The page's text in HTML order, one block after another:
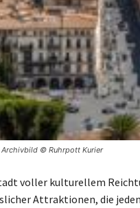
Archivbild © Ruhrpott Kurier
voller kulturellem
Attraktionen, die